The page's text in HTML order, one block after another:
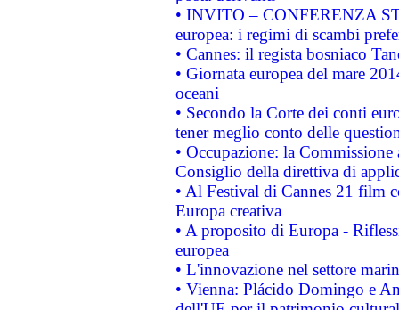
• INVITO – CONFERENZA
europea: i regimi di scambi
• Cannes: il regista bosniaco
• Giornata europea del mare
oceani
• Secondo la Corte dei conti
tener meglio conto delle
• Occupazione: la
Consiglio della direttiva di
• Al Festival di Cannes 21 film
Europa creativa
• A proposito di Europa -
europea
• L'innovazione nel settore
• Vienna: Plácido Domingo e